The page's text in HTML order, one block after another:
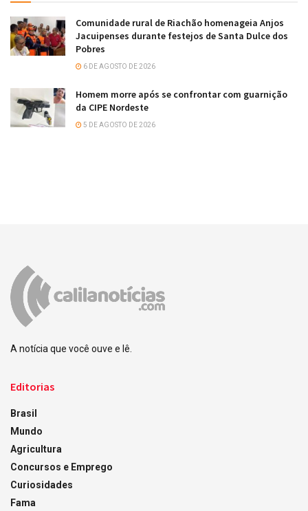
Comunidade rural de Riachão homenageia Anjos
Jacuipenses durante festejos de Santa Dulce dos
Pobres
6 DE AGOSTO DE 2026
Homem morre após se confrontar com guarnição
da CIPE Nordeste
5 DE AGOSTO DE 2026
A notícia que você ouve e lê.
Editorias
Brasil
Mundo
Agricultura
Concursos e Emprego
Curiosidades
Fama